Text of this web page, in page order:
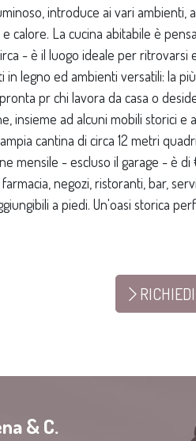
introduce ai vari ambienti,
calore. La cucina abitabile è
- è il luogo ideale per
legno ed ambienti versatili: la
pr chi lavora da casa o
insieme ad alcuni mobili storici
cantina di circa 12 metri
mensile - escluso il garage - è di
negozi, ristoranti, bar,
a piedi. Un'oasi storica
& C.